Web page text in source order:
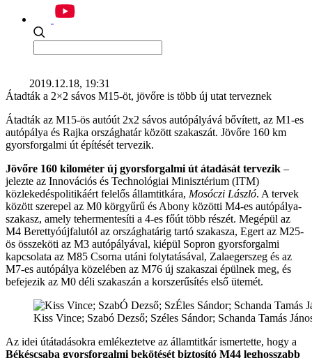
2019.12.18, 19:31
Átadták a 2×2 sávos M15-öt, jövőre is több új utat terveznek
Átadták az M15-ös autóút 2x2 sávos autópályává bővített, az M1-es
autópálya és Rajka országhatár között szakaszát. Jövőre 160 km
gyorsforgalmi út építését tervezik.
Jövőre 160 kilométer új gyorsforgalmi út átadását tervezik –
jelezte az Innovációs és Technológiai Minisztérium (ITM)
közlekedéspolitikáért felelős államtitkára, Mosóczi László. A tervek
között szerepel az M0 körgyűrű és Abony közötti M4-es autópálya-
szakasz, amely tehermentesíti a 4-es főút több részét. Megépül az
M4 Berettyóújfalutól az országhatárig tartó szakasza, Egert az M25-
ös összeköti az M3 autópályával, kiépül Sopron gyorsforgalmi
kapcsolata az M85 Csorna utáni folytatásával, Zalaegerszeg és az
M7-es autópálya közelében az M76 új szakaszai épülnek meg, és
befejezik az M0 déli szakaszán a korszerűsítés első ütemét.
Kiss Vince; Szabó Dezső; Széles Sándor; Schanda Tamás
Az idei útátadásokra emlékeztetve az államtitkár ismertette, hogy a
Békéscsaba gyorsforgalmi bekötését biztosító M44 leghosszabb